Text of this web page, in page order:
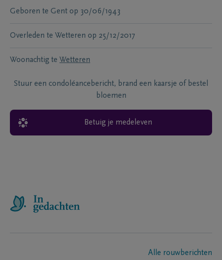
Geboren te Gent op 30/06/1943
Overleden te Wetteren op 25/12/2017
Woonachtig te Wetteren
Stuur een condoléancebericht, brand een kaarsje of bestel
bloemen
Betuig je medeleven
Alle rouwberichten